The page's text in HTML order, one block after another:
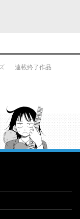
連載終了作品
プルーキー！